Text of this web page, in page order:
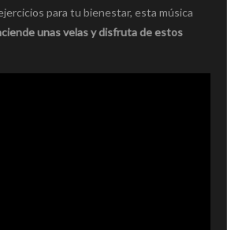
para tu bienestar, esta música
unas velas y disfruta de estos